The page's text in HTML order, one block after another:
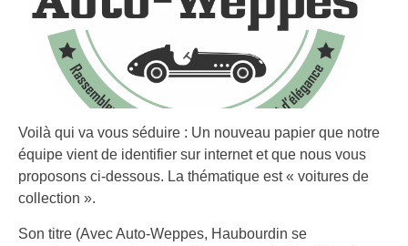
Voilà qui va vous séduire : Un nouveau papier que notre
équipe vient de identifier sur internet et que nous vous
proposons ci-dessous. La thématique est « voitures de
collection ».
Son titre (Avec Auto-Weppes, Haubourdin se